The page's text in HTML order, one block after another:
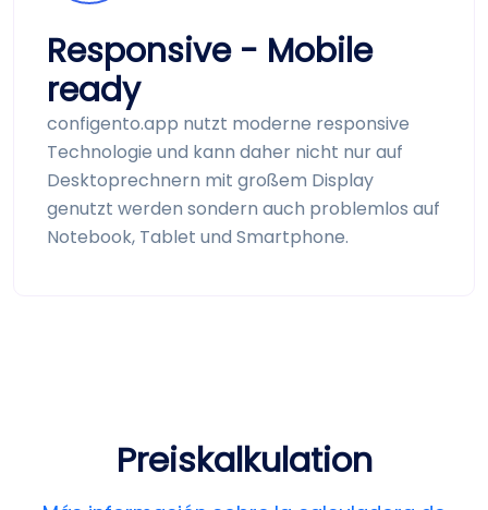
Responsive - Mobile
ready
configento.app nutzt moderne responsive
Technologie und kann daher nicht nur auf
Desktop­rechnern mit großem Display
genutzt werden sondern auch problemlos auf
Notebook, Tablet und Smart­phone.
Preis­kalkulation